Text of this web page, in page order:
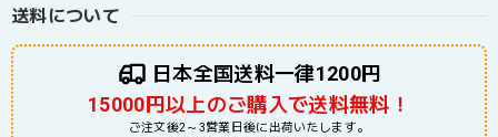
送料について
日本全国送料一律1200円
15000円以上のご購入で送料無料！
ご注文後2～3営業日後に出荷いたします。